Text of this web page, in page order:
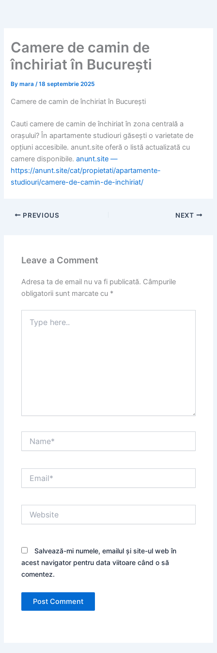
Camere de camin de
închiriat în București
Bymara/18 septembrie 2025
Camere de camin de închiriat în București
Cauti camere de camin de închiriat în zona centrală a
orașului? În apartamente studiouri găsești o varietate de
opțiuni accesibile. anunt.site oferă o listă actualizată cu
camere disponibile.anunt.site —
https://anunt.site/cat/propietati/apartamente-
studiouri/camere-de-camin-de-inchiriat/
PREVIOUS NEXT
Leave a Comment
Adresa ta de email nu va fi publicată. Câmpurile
obligatorii sunt marcate cu *
here..
Salvează-mi numele, emailul și site-ul web în
acest navigator pentru data viitoare când o să
comentez.